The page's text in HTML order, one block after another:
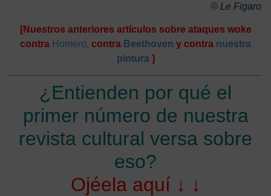
© Le Figaro
[Nuestros anteriores artículos sobre ataques woke
contra Homero, contra Beethoven y contra nuestra
pintura ]
¿Entienden por qué el
primer número de nuestra
revista cultural versa sobre
eso?
Ojéela aquí ↓ ↓